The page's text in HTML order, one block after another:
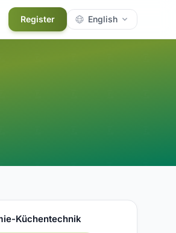
Register English
Küchentechnik